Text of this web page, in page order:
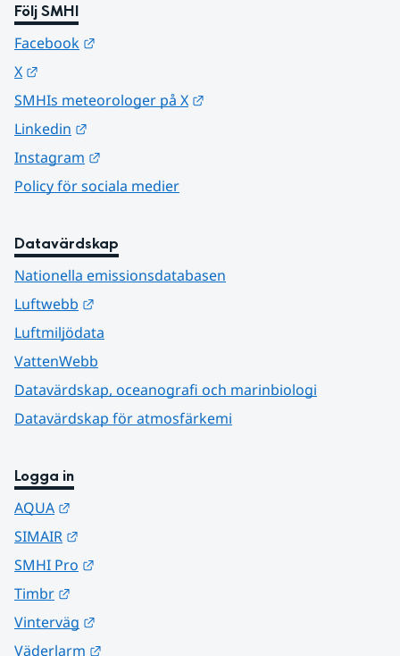
Följ SMHI
Facebook
X
SMHIs meteorologer på X
Linkedin
Instagram
Policy för sociala medier
Datavärdskap
Nationella emissionsdatabasen
Luftwebb
Luftmiljödata
VattenWebb
Datavärdskap, oceanografi och marinbiologi
Datavärdskap för atmosfärkemi
Logga in
AQUA
SIMAIR
SMHI Pro
Timbr
Vinterväg
Väderlarm